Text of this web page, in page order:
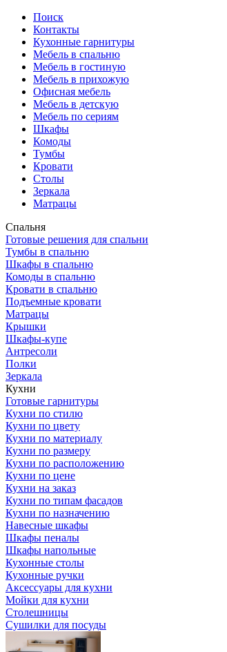
Поиск
Контакты
Кухонные гарнитуры
Мебель в спальню
Мебель в гостиную
Мебель в прихожую
Офисная мебель
Мебель в детскую
Мебель по сериям
Шкафы
Комоды
Тумбы
Кровати
Столы
Зеркала
Матрацы
Спальня
Готовые решения для спальни
Тумбы в спальню
Шкафы в спальню
Комоды в спальню
Кровати в спальню
Подъемные кровати
Матрацы
Крышки
Шкафы-купе
Антресоли
Полки
Зеркала
Кухни
Готовые гарнитуры
Кухни по стилю
Кухни по цвету
Кухни по материалу
Кухни по размеру
Кухни по расположению
Кухни по цене
Кухни на заказ
Кухни по типам фасадов
Кухни по назначению
Навесные шкафы
Шкафы пеналы
Шкафы напольные
Кухонные столы
Кухонные ручки
Аксессуары для кухни
Мойки для кухни
Столешницы
Сушилки для посуды